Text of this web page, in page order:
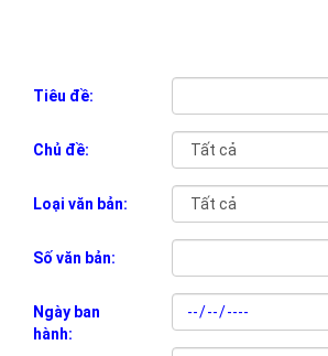
Tiêu đề:
Chủ đề:
Loại văn bản:
Số văn bản:
Ngày ban
hành: